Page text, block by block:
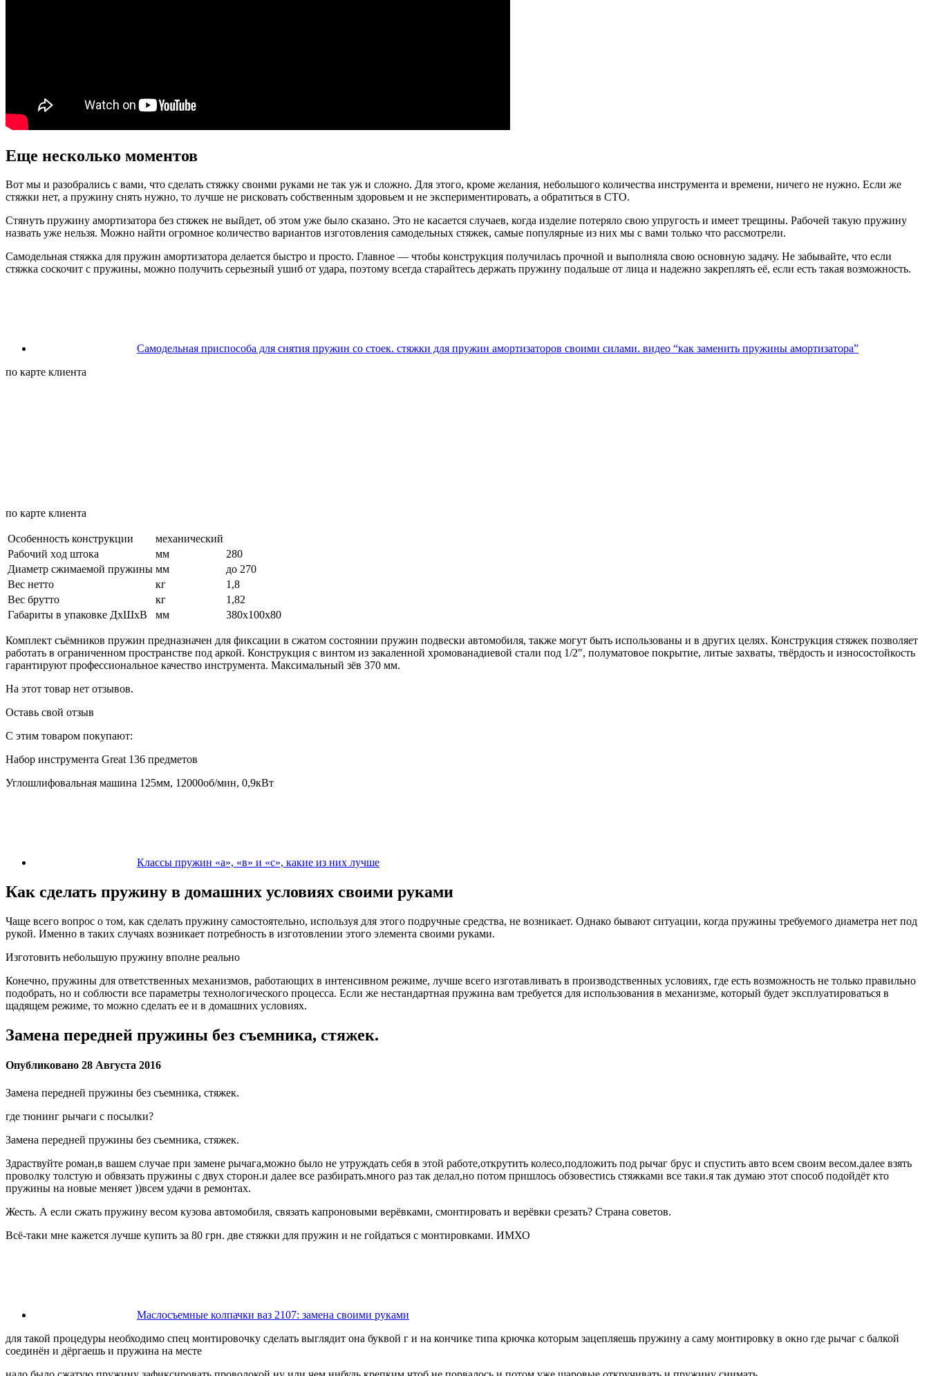
Еще несколько моментов
Вот мы и разобрались с вами, что сделать стяжку своими руками не так уж и сложно. Для этого, кроме желания, небольшого количества инструмента и времени, ничего не нужно. Если же
стяжки нет, а пружину снять нужно, то лучше не рисковать собственным здоровьем и не экспериментировать, а обратиться в СТО.
Стянуть пружину амортизатора без стяжек не выйдет, об этом уже было сказано. Это не касается случаев, когда изделие потеряло свою упругость и имеет трещины. Рабочей такую пружину
назвать уже нельзя. Можно найти огромное количество вариантов изготовления самодельных стяжек, самые популярные из них мы с вами только что рассмотрели.
Самодельная стяжка для пружин амортизатора делается быстро и просто. Главное — чтобы конструкция получилась прочной и выполняла свою основную задачу. Не забывайте, что если
стяжка соскочит с пружины, можно получить серьезный ушиб от удара, поэтому всегда старайтесь держать пружину подальше от лица и надежно закреплять её, если есть такая возможность.
Самодельная приспособа для снятия пружин со стоек. стяжки для пружин амортизаторов своими силами. видео “как заменить пружины амортизатора”
по карте клиента
по карте клиента
Особенность конструкции
механический
Рабочий xод штока
мм
280
Диаметр сжимаемой пружины мм
до 270
Вес нетто
кг
1,8
Вес брутто
кг
1,82
Габариты в упаковке ДхШхВ
мм 380х100х80
Комплект съёмников пружин предназначен для фиксации в сжатом состоянии пружин подвески автомобиля, также могут быть использованы и в других целях. Конструкция стяжек позволяет
работать в ограниченном пространстве под аркой. Конструкция с винтом из закаленной хромованадиевой стали под 1/2″, полуматовое покрытие, литые захваты, твёрдость и износостойкость
гарантируют профессиональное качество инструмента. Максимальный зёв 370 мм.
На этот товар нет отзывов.
Оставь свой отзыв
С этим товаром покупают:
Набор инструмента Great 136 предметов
Углошлифовальная машина 125мм, 12000об/мин, 0,9кВт
Классы пружин «а», «в» и «с», какие из них лучше
Как сделать пружину в домашних условиях своими руками
Чаще всего вопрос о том, как сделать пружину самостоятельно, используя для этого подручные средства, не возникает. Однако бывают ситуации, когда пружины требуемого диаметра нет под
рукой. Именно в таких случаях возникает потребность в изготовлении этого элемента своими руками.
Изготовить небольшую пружину вполне реально
Конечно, пружины для ответственных механизмов, работающих в интенсивном режиме, лучше всего изготавливать в производственных условиях, где есть возможность не только правильно
подобрать, но и соблюсти все параметры технологического процесса. Если же нестандартная пружина вам требуется для использования в механизме, который будет эксплуатироваться в
щадящем режиме, то можно сделать ее и в домашних условиях.
Замена передней пружины без съемника, стяжек.
Опубликовано 28 Августа 2016
Замена передней пружины без съемника, стяжек.
где тюнинг рычаги с посылки?
Замена передней пружины без съемника, стяжек.
Здраствуйте роман,в вашем случае при замене рычага,можно было не утруждать себя в этой работе,открутить колесо,подложить под рычаг брус и спустить авто всем своим весом.далее взять
проволку толстую и обвязать пружины с двух сторон.и далее все разбирать.много раз так делал,но потом пришлось обзовестись стяжками все таки.я так думаю этот способ подойдёт кто
пружины на новые меняет ))всем удачи в ремонтах.
Жесть. А если сжать пружину весом кузова автомобиля, связать капроновыми верёвками, смонтировать и верёвки срезать? Страна советов.
Всё-таки мне кажется лучше купить за 80 грн. две стяжки для пружин и не гойдаться с монтировками. ИМХО
Маслосъемные колпачки ваз 2107: замена своими руками
для такой процедуры необходимо спец монтировочку сделать выглядит она буквой г и на кончике типа крючка которым зацепляешь пружину а саму монтировку в окно где рычаг с балкой
соединён и дёргаешь и пружина на месте